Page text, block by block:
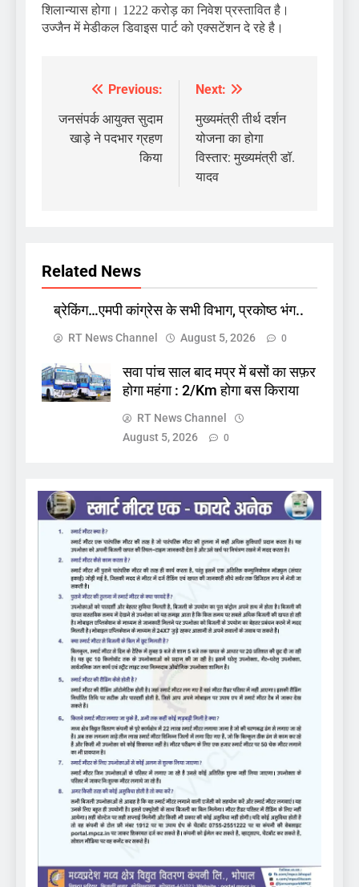
शिलान्यास होगा। 1222 करोड़ का निवेश प्रस्तावित है।
उज्जैन में मेडीकल डिवाइस पार्ट को एक्सटेंशन दे रहे है।
Post
navigation
Previous:
जनसंपर्क आयुक्त सुदाम
खाड़े ने पदभार ग्रहण
किया
Next:
मुख्यमंत्री तीर्थ दर्शन
योजना का होगा
विस्तार: मुख्यमंत्री डॉ.
यादव
Related News
ब्रेकिंग…एमपी कांग्रेस के सभी विभाग, प्रकोष्ठ भंग..
RT News Channel August 5, 2026 0
सवा पांच साल बाद मप्र में बसों का सफ़र
होगा महंगा : 2/Km होगा बस किराया
RT News Channel
August 5, 2026
0